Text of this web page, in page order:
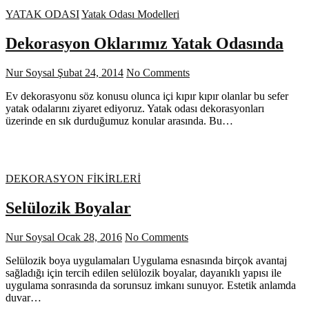
YATAK ODASIYatak Odası Modelleri
Dekorasyon Oklarımız Yatak Odasında
Nur Soysal Şubat 24, 2014 No Comments
Ev dekorasyonu söz konusu olunca içi kıpır kıpır olanlar bu sefer
yatak odalarını ziyaret ediyoruz. Yatak odası dekorasyonları
üzerinde en sık durduğumuz konular arasında. Bu…
DEKORASYON FİKİRLERİ
Selülozik Boyalar
Nur Soysal Ocak 28, 2016 No Comments
Selülozik boya uygulamaları Uygulama esnasında birçok avantaj
sağladığı için tercih edilen selülozik boyalar, dayanıklı yapısı ile
uygulama sonrasında da sorunsuz imkanı sunuyor. Estetik anlamda
duvar…